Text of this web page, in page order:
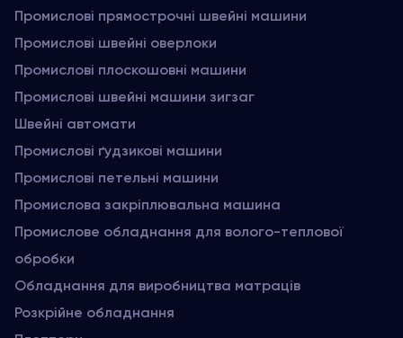
Промислові прямострочні швейні машини
Промислові швейні оверлоки
Промислові плоскошовні машини
Промислові швейні машини зигзаг
Швейні автомати
Промислові ґудзикові машини
Промислові петельні машини
Промислова закріплювальна машина
Промислове обладнання для волого-теплової
обробки
Обладнання для виробництва матраців
Розкрійне обладнання